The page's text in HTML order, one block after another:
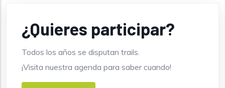
¿Quieres participar?
Todos los años se disputan trails.
¡Visita nuestra agenda para saber cuando!